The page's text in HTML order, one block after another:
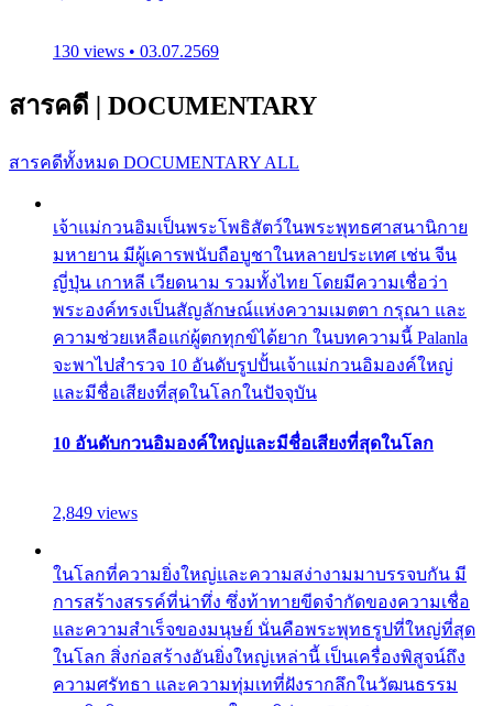
130 views • 03.07.2569
สารคดี | DOCUMENTARY
สารคดีทั้งหมด DOCUMENTARY ALL
เจ้าแม่กวนอิมเป็นพระโพธิสัตว์ในพระพุทธศาสนานิกาย
มหายาน มีผู้เคารพนับถือบูชาในหลายประเทศ เช่น จีน
ญี่ปุ่น เกาหลี เวียดนาม รวมทั้งไทย โดยมีความเชื่อว่า
พระองค์ทรงเป็นสัญลักษณ์แห่งความเมตตา กรุณา และ
ความช่วยเหลือแก่ผู้ตกทุกข์ได้ยาก ในบทความนี้ Palanla
จะพาไปสำรวจ 10 อันดับรูปปั้นเจ้าแม่กวนอิมองค์ใหญ่
และมีชื่อเสียงที่สุดในโลกในปัจจุบัน
10 อันดับกวนอิมองค์ใหญ่และมีชื่อเสียงที่สุดในโลก
2,849 views
ในโลกที่ความยิ่งใหญ่และความสง่างามมาบรรจบกัน มี
การสร้างสรรค์ที่น่าทึ่ง ซึ่งท้าทายขีดจำกัดของความเชื่อ
และความสำเร็จของมนุษย์ นั่นคือพระพุทธรูปที่ใหญ่ที่สุด
ในโลก สิ่งก่อสร้างอันยิ่งใหญ่เหล่านี้ เป็นเครื่องพิสูจน์ถึง
ความศรัทธา และความทุ่มเทที่ฝังรากลึกในวัฒนธรรม